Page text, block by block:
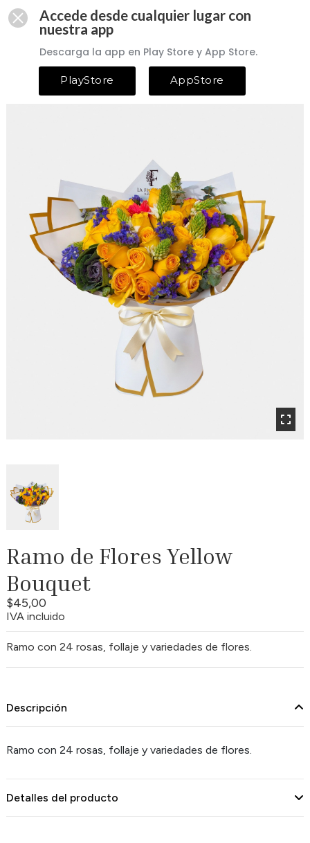
Ramo de Flores Yellow
Bouquet
$45,00
IVA incluido
Ramo con 24 rosas, follaje y variedades de flores.
Descripción
Ramo con 24 rosas, follaje y variedades de flores.
Detalles del producto
Accede desde cualquier lugar con
nuestra app
Descarga la app en Play Store y App Store.
PlayStore AppStore